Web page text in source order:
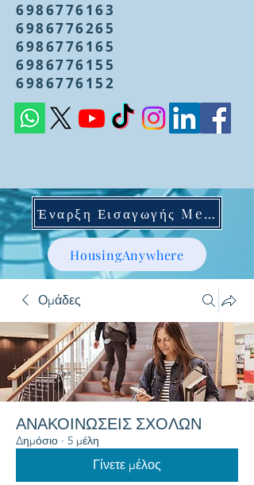
6986776163
6986776265
6986776165
6986776155
6986776152
Έναρξη Εισαγωγής Mentoring
HousingAnywhere
Ομάδες
ΑΝΑΚΟΙΝΩΣΕΙΣ ΣΧΟΛΩΝ
Δημόσιο · 5 μέλη
Γίνετε μέλος